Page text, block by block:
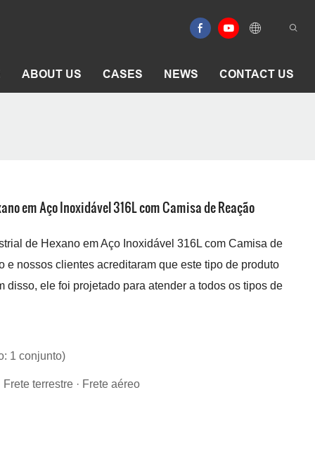
ABOUT US CASES NEWS CONTACT US
em Aço Inoxidável 316L com Camisa de Reação
de Hexano em Aço Inoxidável 316L com Camisa de
e nossos clientes acreditaram que este tipo de produto
disso, ele foi projetado para atender a todos os tipos de
1 conjunto)
terrestre · Frete aéreo